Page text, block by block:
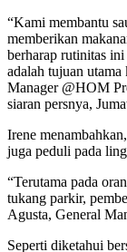
“Kami membantu
memberikan
berharap rutinitas ini
adalah tujuan
Manager @HOM
siaran persnya,
Irene
juga peduli pada
“Terutama pada
tukang parkir,
Agusta, General
Seperti diketahui